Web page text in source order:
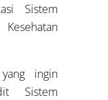
Sistem
ingin
Sistem